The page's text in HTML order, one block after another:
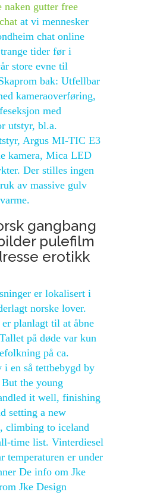
naken gutter free
at vi mennesker
chat online
tider før i
store evne til
bak: Utfellbar
kameraoverføring,
med
utstyr, bl.a.
Argus MI-TIC E3
kamera, Mica LED
Der stilles ingen
av massive gulv
gangbang
pulefilm
erotikk
er lokalisert i
norske lover.
planlagt til at åbne
på døde var kun
på ca.
i en så tettbebygd by
the young
it well, finishing
setting a new
climbing to iceland
time list. Vinterdiesel
temperaturen er under
De info om Jke
Jke Design